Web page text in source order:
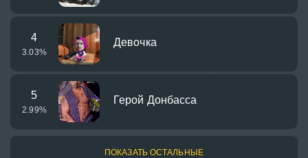
4
3.03%
Девочка
5
2.99%
Герой Донбасса
ПОКАЗАТЬ ОСТАЛЬНЫЕ